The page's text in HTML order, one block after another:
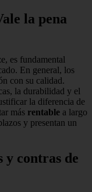
la pena
es fundamental
En general, los
con su calidad.
la durabilidad y el
la diferencia de
más rentable a largo
y presentan un
y contras de